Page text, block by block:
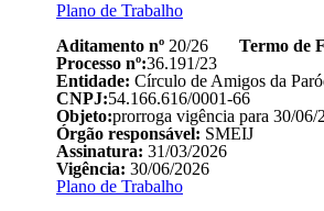
Plano de Trabalho
Aditamento nº 20/26 Termo de
Processo nº:36.191/23
Entidade: Círculo de Amigos da
CNPJ:54.166.616/0001-66
Objeto:prorroga vigência para 30/06/
Órgão responsável: SMEIJ
Assinatura: 31/03/2026
Vigência: 30/06/2026
Plano de Trabalho